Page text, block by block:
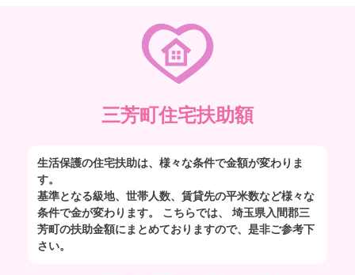
三芳町住宅扶助額
生活保護の住宅扶助は、様々な条件で金額が変わりま
す。
基準となる級地、世帯人数、賃貸先の平米数など様々な
条件で金が変わります。 こちらでは、 埼玉県入間郡三
芳町の扶助金額にまとめておりますので、是非ご参考下
さい。